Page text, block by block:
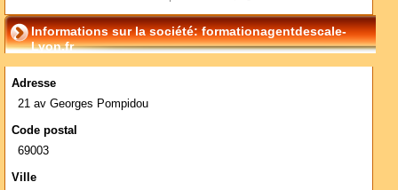
Informations sur la société: formationagentdescale-
Lyon.fr
Adresse
21 av Georges Pompidou
Code postal
69003
Ville